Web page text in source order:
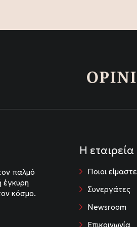
παλμό
έγκυρη
κόσμο.
Η εταιρεία
Ποιοι είμαστε
Συνεργάτες
Newsroom
Επικοινωνία